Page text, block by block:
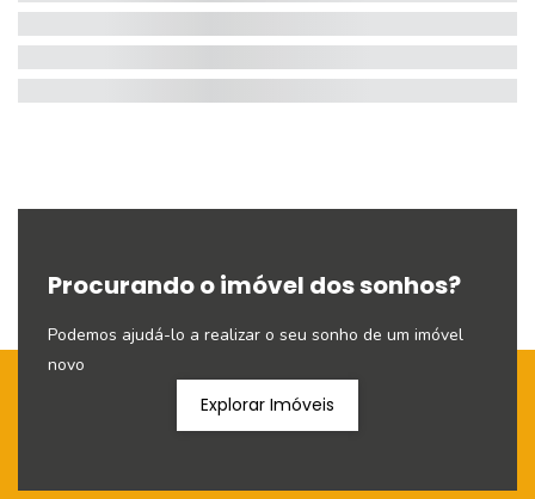
Procurando o imóvel dos sonhos?
Podemos ajudá-lo a realizar o seu sonho de um imóvel
novo
Explorar Imóveis